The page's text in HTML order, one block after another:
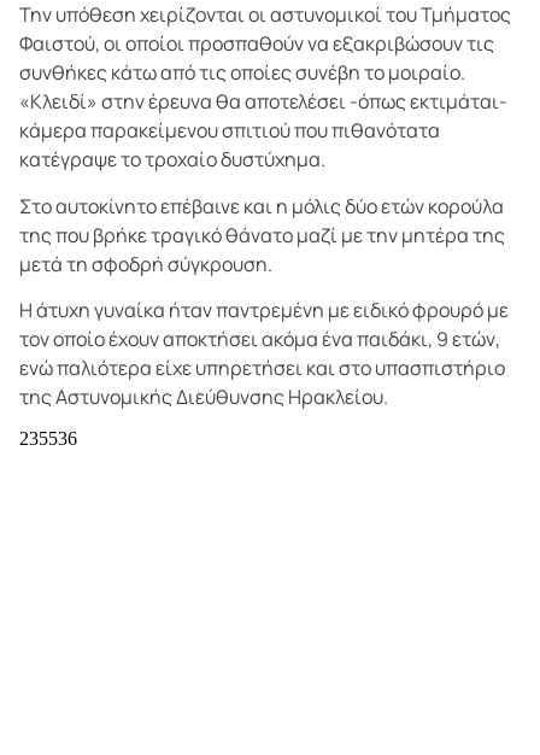
Την υπόθεση χειρίζονται οι αστυνομικοί του Τμήματος
Φαιστού, οι οποίοι προσπαθούν να εξακριβώσουν τις
συνθήκες κάτω από τις οποίες συνέβη το μοιραίο.
«Κλειδί» στην έρευνα θα αποτελέσει -όπως εκτιμάται-
κάμερα παρακείμενου σπιτιού που πιθανότατα
κατέγραψε το τροχαίο δυστύχημα.
Στο αυτοκίνητο επέβαινε και η μόλις δύο ετών κορούλα
της που βρήκε τραγικό θάνατο μαζί με την μητέρα της
μετά τη σφοδρή σύγκρουση.
Η άτυχη γυναίκα ήταν παντρεμένη με ειδικό φρουρό με
τον οποίο έχουν αποκτήσει ακόμα ένα παιδάκι, 9 ετών,
ενώ παλιότερα είχε υπηρετήσει και στο υπασπιστήριο
της Αστυνομικής Διεύθυνσης Ηρακλείου.